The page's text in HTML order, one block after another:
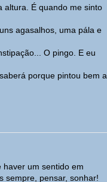
altura. É quando me sinto
agasalhos, uma pála e
O pingo. E eu
porque pintou bem a
haver um sentido em
sempre, pensar, sonhar!